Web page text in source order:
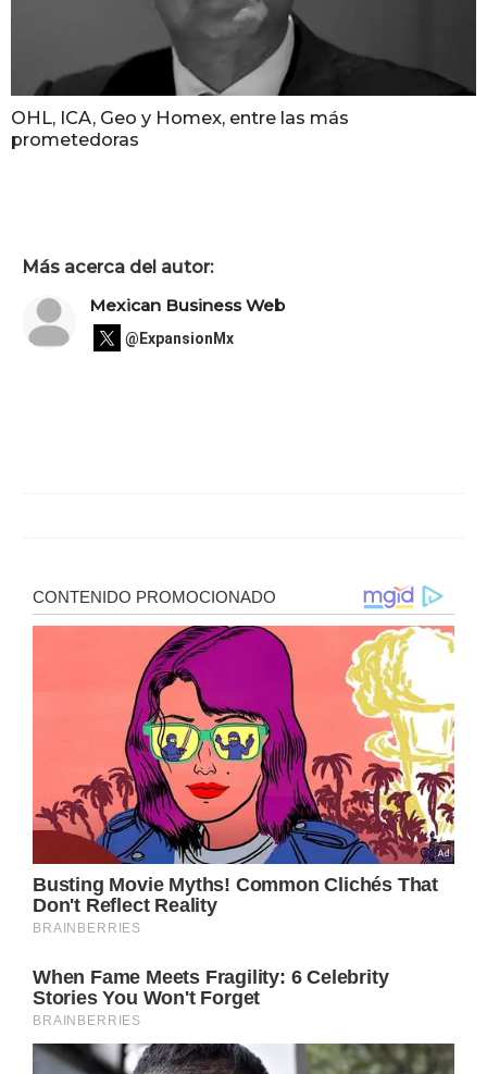
OHL, ICA, Geo y Homex, entre las más
prometedoras
Más acerca del autor:
Mexican Business Web
@ExpansionMx